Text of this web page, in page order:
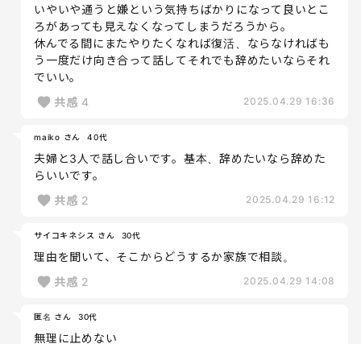
いやいや通うと嫌という気持ちばかりになって良いとこ
ろがあっても見えなくなってしまうだろうから。
休んでる間にまたやりたくなれば復活、ならなければも
う一度だけ向き合って話してそれでも辞めたいならそれ
でいい。
共感 4 2025.04.29 16:36
maiko さん 40代
夫婦と3人で話し合いです。基本、辞めたいなら辞めた
らいいです。
共感 2 2025.04.29 16:12
サイコキネシス さん 30代
理由を聞いて、そこからどうするか家族で相談。
共感 2 2025.04.29 14:08
匿名 さん 30代
無理に止めない